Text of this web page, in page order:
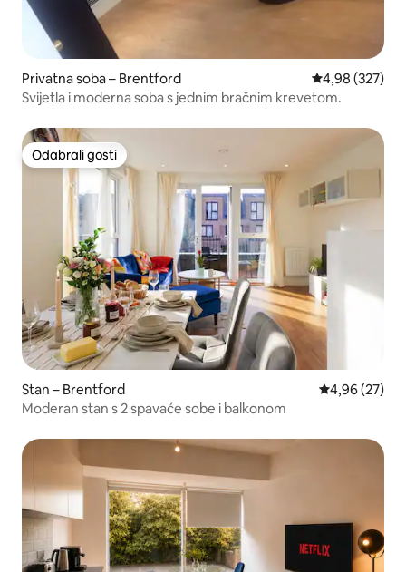
Privatna soba – Brentford Prosječna
4,98 (327)
Svijetla i moderna soba s jednim bračnim krevetom.
Odabrali gosti
Odabrali gosti
Stan – Brentford Prosječna
4,96 (27)
Moderan stan s 2 spavaće sobe i balkonom